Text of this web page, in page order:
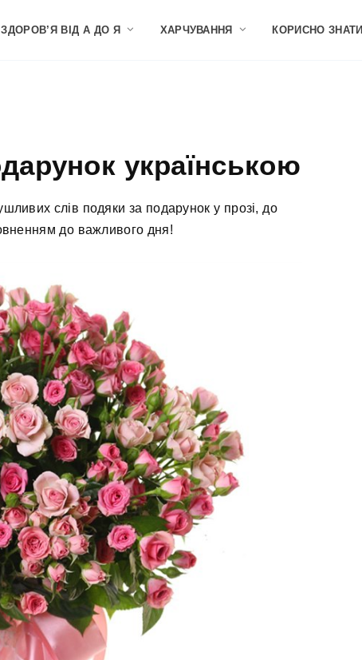
ЗДОРОВ’Я ВІД А ДО Я ХАРЧУВАННЯ КОРИСНО ЗНАТИ
українською
слів подяки за подарунок у прозі, до
до важливого дня!